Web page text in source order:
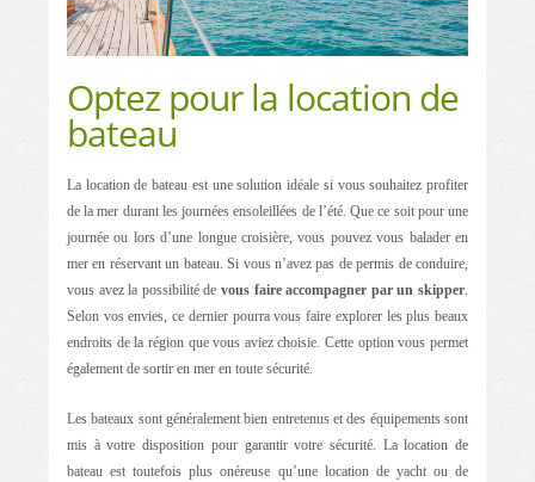
Optez pour la location de
bateau
La location de bateau est une solution idéale si vous souhaitez profiter
de la mer durant les journées ensoleillées de l’été. Que ce soit pour une
journée ou lors d’une longue croisière, vous pouvez vous balader en
mer en réservant un bateau. Si vous n’avez pas de permis de conduire,
vous avez la possibilité de vous faire accompagner par un skipper.
Selon vos envies, ce dernier pourra vous faire explorer les plus beaux
endroits de la région que vous aviez choisie. Cette option vous permet
également de sortir en mer en toute sécurité.
Les bateaux sont généralement bien entretenus et des équipements sont
mis à votre disposition pour garantir votre sécurité. La location de
bateau est toutefois plus onéreuse qu’une location de yacht ou de